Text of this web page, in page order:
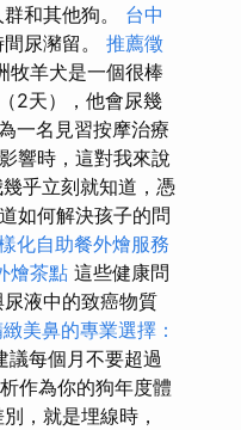
和其他狗。 台中
尿瀦留。 推薦徵
牧羊犬是一個很棒
2天），他會尿幾
一名見習按摩治療
響時，這對我來說
乎立刻就知道，憑
如何解決孩子的問
化自助餐外燴服務
燴茶點 這些健康問
液中的致癌物質
美鼻的專業選擇：
議每個月不要超過
作為你的狗年度體
，就是埋線時，